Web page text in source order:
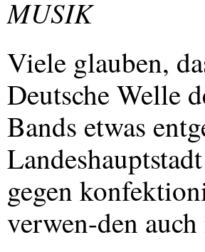
MUSIK
Viele glauben,
Deutsche Welle
Bands etwas
gegen
verwen-den